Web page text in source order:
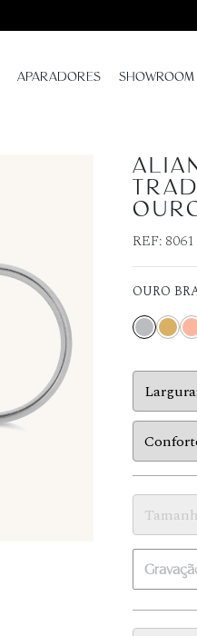
APARADORES SHOWROOM
REF: 8061
OURO